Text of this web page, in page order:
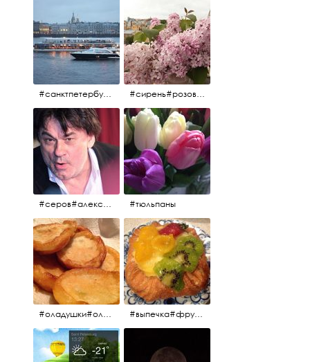
#санктпетербург #нева#яхты#2012 #белыеночи#белыеночи2012 #сирень#розоваясирень#натюрморт#натюрмортсцветами#2012#весна2012
#серов#александрсеров#певец#народныйартист#эстрадныйпевец#композитор#тыменялюбишь#мадонна#ялюблютебядослёз #тюльпаны
#оладушки#оладушкинакефире #оладушкисяблоками #кефир#яблоки С утра испёк, на кефире с яблоками. #выпечка#фрукты#пекарня#зима